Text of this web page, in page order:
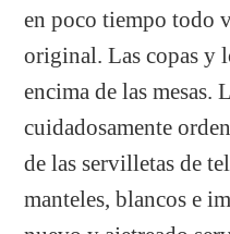
en poco tiempo todo
original. Las copas y
encima de las mesas.
cuidadosamente
de las servilletas de
manteles, blancos e